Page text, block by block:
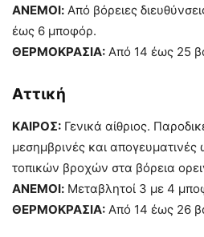
ΑΝΕΜΟΙ: Από βόρειες
έως 6 μποφόρ.
ΘΕΡΜΟΚΡΑΣΙΑ: Από 14 έως 25
Αττική
ΚΑΙΡΟΣ: Γενικά αίθριος.
μεσημβρινές και απογευματινές
τοπικών βροχών στα βόρεια
ΑΝΕΜΟΙ: Μεταβλητοί 3 με 4
ΘΕΡΜΟΚΡΑΣΙΑ: Από 14 έως 26